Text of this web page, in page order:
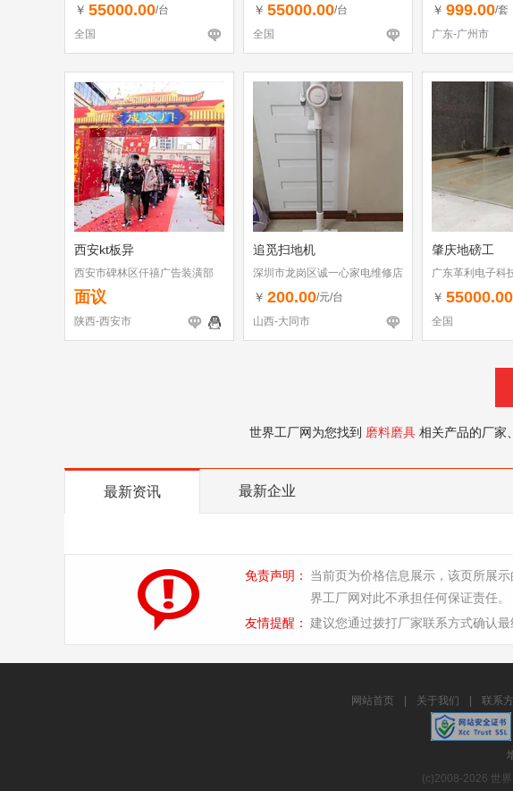
￥ 55000.00/台
全国
￥ 55000.00/台
全国
￥ 999.00/套
广东-广州市
西安kt板异
西安市碑林区仟禧广告装潢部
面议
陕西-西安市
追觅扫地机
深圳市龙岗区诚一心家电维修店
（个体工商户）
￥ 200.00/元/台
山西-大同市
肇庆地磅工
广东革利电子科
￥ 55000.00
全国
世界工厂网为您找到 磨料磨具 相关产品的厂家
最新资讯 最新企业
免责声明：
当前页为价格信息展示，该页所展
界工厂网对此不承担任何保证责任。
友情提醒： 建议您通过拨打厂家联系方式确认
网站首页 关于我们 联系
(c)2008-2026 世